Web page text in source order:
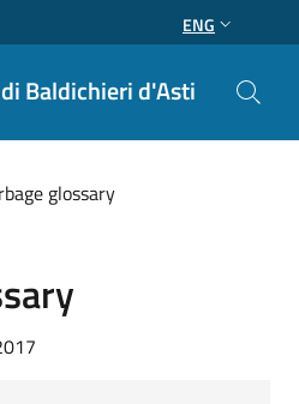
ENG
Baldichieri d'Asti
glossary